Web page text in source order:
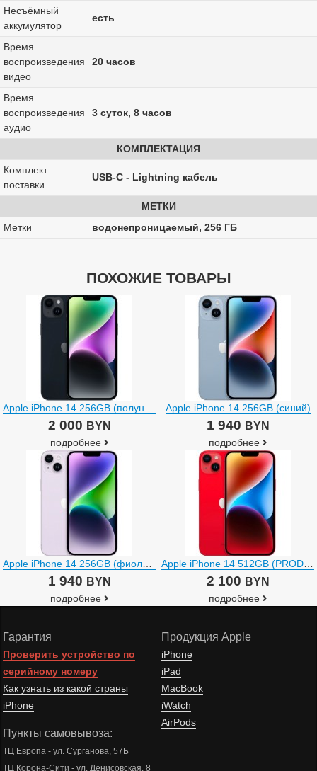
Несъёмный
аккумулятор
есть
Время
воспроизведения
видео
20 часов
Время
воспроизведения
аудио
3 суток, 8 часов
КОМПЛЕКТАЦИЯ
Комплект
поставки
USB-C - Lightning кабель
МЕТКИ
Метки
водонепроницаемый, 256 ГБ
ПОХОЖИЕ ТОВАРЫ
Apple iPhone 14 256GB (полуночный)
2 000 BYN
подробнее
Apple iPhone 14 256GB (синий)
1 940 BYN
подробнее
Apple iPhone 14 256GB (фиолетовый)
1 940 BYN
подробнее
Apple iPhone 14 512GB (PRODUCT)RED
2 100 BYN
подробнее
Гарантия
Проверить устройство по
серийному номеру
Как узнать из какой страны
iPhone
Пункты самовывоза:
ТЦ Европа - ул. Сурганова, 57Б
ТЦ Корона-Сити - ул. Денисовская, 8
Продукция Apple
iPhone
iPad
MacBook
iWatch
AirPods